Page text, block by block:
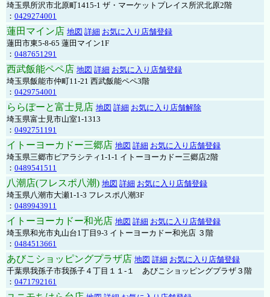
埼玉県所沢市北原町1415-1 ザ・マーケットプレイス所沢北原2階
： 0429274001
蓮田マイン店 地図 詳細 お気に入り店舗登録
蓮田市東5-8-65 蓮田マイン1F
： 0487651291
西武飯能ペペ店 地図 詳細 お気に入り店舗登録
埼玉県飯能市仲町11-21 西武飯能ペペ3階
： 0429754001
ららぽーと富士見店 地図 詳細 お気に入り店舗解除
埼玉県富士見市山室1-1313
： 0492751191
イトーヨーカドー三郷店 地図 詳細 お気に入り店舗登録
埼玉県三郷市ピアラシティ1-1-1 イトーヨーカドー三郷店2階
： 0489541511
八潮店(フレスポ八潮) 地図 詳細 お気に入り店舗登録
埼玉県八潮市大瀬1-1-3 フレスポ八潮3F
： 0489943911
イトーヨーカドー和光店 地図 詳細 お気に入り店舗登録
埼玉県和光市丸山台1丁目9-3 イトーヨーカドー和光店 ３階
： 0484513661
あびこショッピングプラザ店 地図 詳細 お気に入り店舗登録
千葉県我孫子市我孫子４丁目１１-１ あびこショッピングプラザ３階
： 0471792161